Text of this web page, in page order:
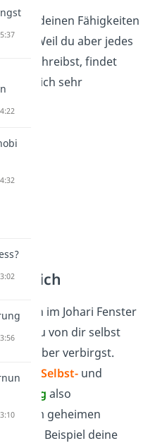
an deinen Fähigkeiten
Weil du aber jedes
Note schreibst, findet
dich sehr
Bereich
im Johari Fenster
was du von dir selbst
aber verbirgst.
die Selbst-und
also
dem geheimen
zum Beispiel deine